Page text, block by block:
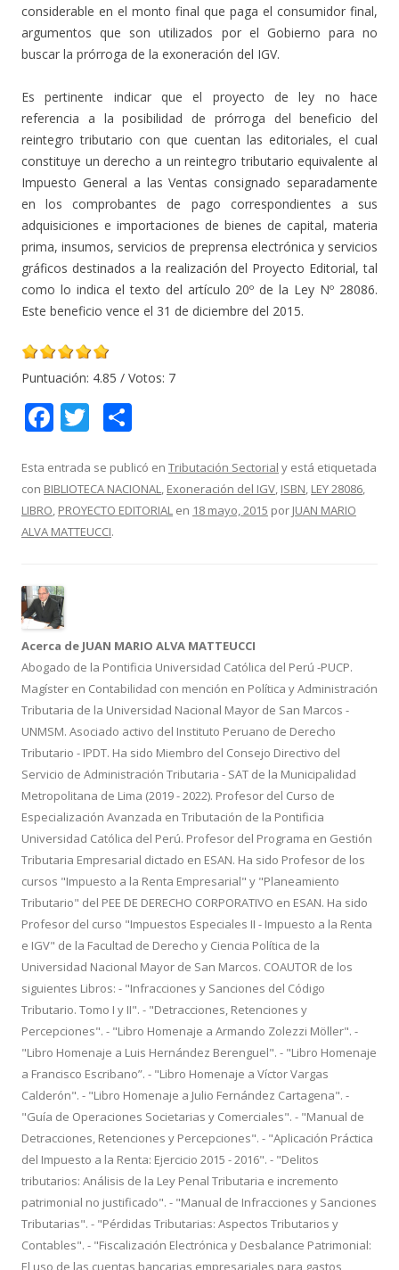
considerable en el monto final que paga el consumidor final,
argumentos que son utilizados por el Gobierno para no
buscar la prórroga de la exoneración del IGV.
Es pertinente indicar que el proyecto de ley no hace
referencia a la posibilidad de prórroga del beneficio del
reintegro tributario con que cuentan las editoriales, el cual
constituye un derecho a un reintegro tributario equivalente al
Impuesto General a las Ventas consignado separadamente
en los comprobantes de pago correspondientes a sus
adquisiciones e importaciones de bienes de capital, materia
prima, insumos, servicios de preprensa electrónica y servicios
gráficos destinados a la realización del Proyecto Editorial, tal
como lo indica el texto del artículo 20º de la Ley Nº 28086.
Este beneficio vence el 31 de diciembre del 2015.
Puntuación: 4.85 / Votos: 7
F
e
b
o
k
T
itt
er
m
p
Esta entrada se publicó en Tributación Sectorial y está etiquetada
con BIBLIOTECA NACIONAL, Exoneración del IGV, ISBN, LEY 28086,
LIBRO, PROYECTO EDITORIAL en 18 mayo, 2015 por JUAN MARIO
ALVA MATTEUCCI.
Acerca de JUAN MARIO ALVA MATTEUCCI
Abogado de la Pontificia Universidad Católica del Perú -PUCP.
Magíster en Contabilidad con mención en Política y Administración
Tributaria de la Universidad Nacional Mayor de San Marcos -
UNMSM. Asociado activo del Instituto Peruano de Derecho
Tributario - IPDT. Ha sido Miembro del Consejo Directivo del
Servicio de Administración Tributaria - SAT de la Municipalidad
Metropolitana de Lima (2019 - 2022). Profesor del Curso de
Especialización Avanzada en Tributación de la Pontificia
Universidad Católica del Perú. Profesor del Programa en Gestión
Tributaria Empresarial dictado en ESAN. Ha sido Profesor de los
cursos "Impuesto a la Renta Empresarial" y "Planeamiento
Tributario" del PEE DE DERECHO CORPORATIVO en ESAN. Ha sido
Profesor del curso "Impuestos Especiales II - Impuesto a la Renta
e IGV" de la Facultad de Derecho y Ciencia Política de la
Universidad Nacional Mayor de San Marcos. COAUTOR de los
siguientes Libros: - "Infracciones y Sanciones del Código
Tributario. Tomo I y II". - "Detracciones, Retenciones y
Percepciones". - "Libro Homenaje a Armando Zolezzi Möller". -
"Libro Homenaje a Luis Hernández Berenguel". - "Libro Homenaje
a Francisco Escribano”. - "Libro Homenaje a Víctor Vargas
Calderón". - "Libro Homenaje a Julio Fernández Cartagena". -
"Guía de Operaciones Societarias y Comerciales". - "Manual de
Detracciones, Retenciones y Percepciones". - "Aplicación Práctica
del Impuesto a la Renta: Ejercicio 2015 - 2016". - "Delitos
tributarios: Análisis de la Ley Penal Tributaria e incremento
patrimonial no justificado". - "Manual de Infracciones y Sanciones
Tributarias". - "Pérdidas Tributarias: Aspectos Tributarios y
Contables". - "Fiscalización Electrónica y Desbalance Patrimonial:
El uso de las cuentas bancarias empresariales para gastos